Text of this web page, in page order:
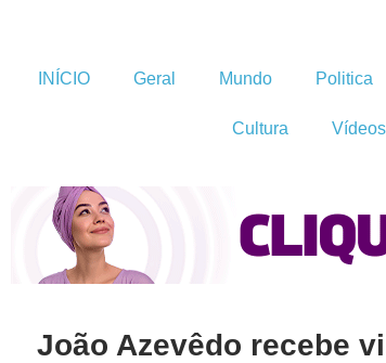
INÍCIO Geral Mundo Politica
Cultura Vídeos
João Azevêdo recebe